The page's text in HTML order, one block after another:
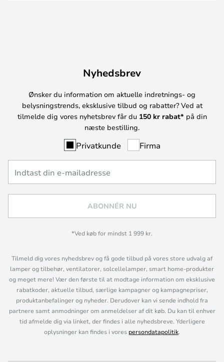
Nyhedsbrev
Ønsker du information om aktuelle indretnings- og
belysningstrends, eksklusive tilbud og rabatter? Ved at
tilmelde dig vores nyhetsbrev får du 150 kr rabat* på din
næste bestilling.
Privatkunde Firma
ABONNÉR NU
*Ved køb for mindst 1 999 kr.
Tilmeld dig vores nyhedsbrev og få gode tilbud på vores store udvalg af
lamper og tilbehør, ventilatorer, solcellelamper, smart home-produkter
og meget mere! Vær den første til at modtage information om eksklusive
rabatkoder, aktuelle tilbud, særlige kampagner og kampagnepriser,
produktanbefalinger og nyheder. Derudover kan vi sende indhold fra
partnere samt anmodninger om anmeldelser af dit køb. Du kan til enhver
tid afmelde dig via linket, der findes i alle nyhedsbreve. Yderligere
oplysninger kan findes i vores persondatapolitik.